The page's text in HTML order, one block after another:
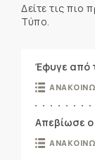
Δείτε τις πιο
Τύπο.
Έφυγε από
Απεβίωσε